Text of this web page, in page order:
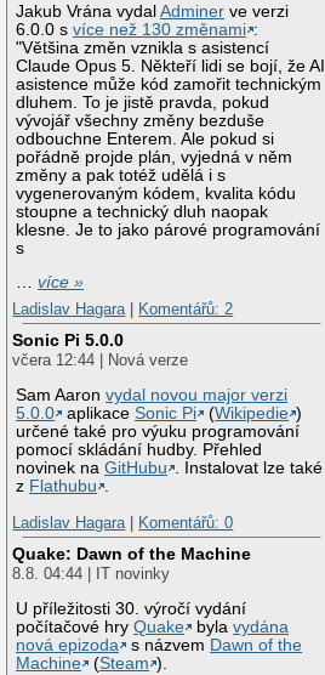
Jakub Vrána vydalAdminer ve verzi
6.0.0 svíce než 130 změnami :
"Většina změn vznikla s asistencí
Claude Opus 5. Někteří lidi se bojí, že AI
asistence může kód zamořit technickým
dluhem. To je jistě pravda, pokud
vývojář všechny změny bezduše
odbouchne Enterem. Ale pokud si
pořádně projde plán, vyjedná v něm
změny a pak totéž udělá i s
vygenerovaným kódem, kvalita kódu
stoupne a technický dluh naopak
klesne. Je to jako párové programování
s
…více »
Ladislav Hagara
Komentářů: 2
Sonic Pi 5.0.0
včera 12:44 | Nová verze
Sam Aaronvydal novou major verzi
5.0.0
aplikaceSonic Pi (Wikipedie )
určené také pro výuku programování
pomocí skládání hudby. Přehled
novinek naGitHubu . Instalovat lze také
z Flathubu .
Ladislav Hagara | Komentářů: 0
Quake: Dawn of the Machine
8.8. 04:44 | IT novinky
U příležitosti 30. výročí vydání
počítačové hryQuake bylavydána
nová epizoda
s názvem Dawn of the
Machine
(Steam ).